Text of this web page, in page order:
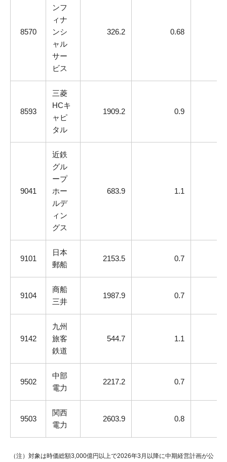
8570
ンフ
ィナ
ンシ
ャル
サー
ビス
326.2 0.68
8593
三菱
HCキ
ャピ
タル
1909.2 0.9
9041
近鉄
グル
ープ
ホー
ルデ
ィン
グス
683.9 1.1
9101
日本
郵船
2153.5 0.7
9104
商船
三井
1987.9 0.7
9142
九州
旅客
鉄道
544.7 1.1
9502
中部
電力
2217.2 0.7
9503
関西
電力
2603.9 0.8
（注）対象は時価総額3,000億円以上で2026年3月以降に中期経営計画が公